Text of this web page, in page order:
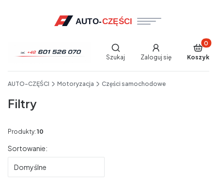
Otwórz wyszukiwarkę
Szukaj Zaloguj się Koszyk
AUTO-CZĘŚCI Motoryzacja Części samochodowe
Filtry
Produkty: 10
Lista produktów
Sortowanie:
Domyślne